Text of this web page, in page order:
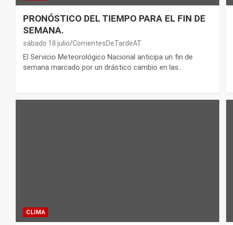
PRONÓSTICO DEL TIEMPO PARA EL FIN DE
SEMANA.
sábado 18 julio CorrientesDeTardeAT
El Servicio Meteorológico Nacional anticipa un fin de
semana marcado por un drástico cambio en las…
CLIMA